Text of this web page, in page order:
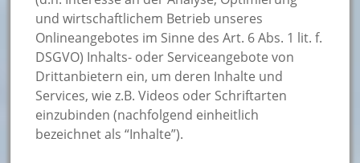
und wirtschaftlichem Betrieb unseres
Onlineangebotes im Sinne des Art. 6 Abs. 1 lit. f.
DSGVO) Inhalts- oder Serviceangebote von
Drittanbietern ein, um deren Inhalte und
Services, wie z.B. Videos oder Schriftarten
einzubinden (nachfolgend einheitlich
bezeichnet als “Inhalte”).